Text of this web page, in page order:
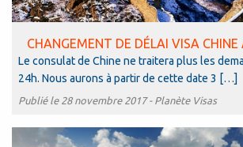
CHANGEMENT DE DÉLAI VISA
Le consulat de Chine ne traitera plus les
24h. Nous aurons à partir de cette date 3 […]
Publié le 28 novembre 2017 - Planète Visas